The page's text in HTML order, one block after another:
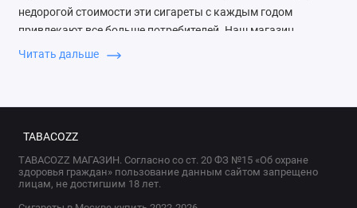
недорогой стоимости эти сигареты с каждым годом
привлекают все больше потребителей. Наш магазин
предлагает более 30 видов сигарет от нано формата до кинг
зоны Duty Free, где предлагается широкий ассортимент
качественной продукции. Каждый любитель курения найдет
здесь не только удобство при путешествиях, но и
возможность постоянного доступа к табачным изделиям
Читать дальше
TABACOZZ
TABACOZZ МАГАЗИН. Согласно со ст. 20 ФЗ №15 «Об охране
здоровья граждан» пользование данным сайтом запрещено
лицам, не достигшим 18 лет.